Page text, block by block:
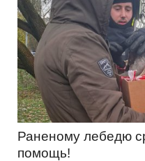
Раненому лебедю
помощь!